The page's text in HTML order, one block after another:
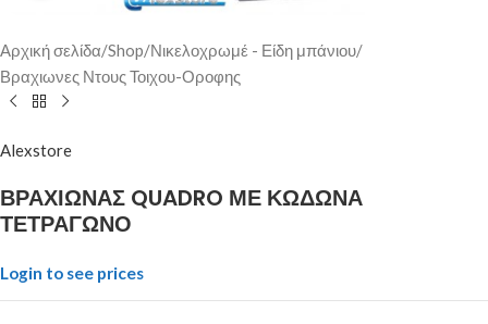
Αρχική σελίδα/Shop/Νικελοχρωμέ - Είδη μπάνιου/
Βραχιωνες Ντους Τοιχου-Οροφης
Alexstore
ΒΡΑΧΙΩΝΑΣ QUADRO ΜΕ ΚΩΔΩΝΑ
ΤΕΤΡΑΓΩΝΟ
Login to see prices